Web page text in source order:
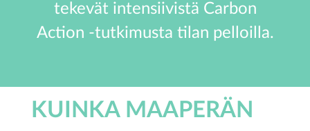
tekevät intensiivistä Carbon
Action -tutkimusta tilan pelloilla.
KUINKA MAAPERÄN